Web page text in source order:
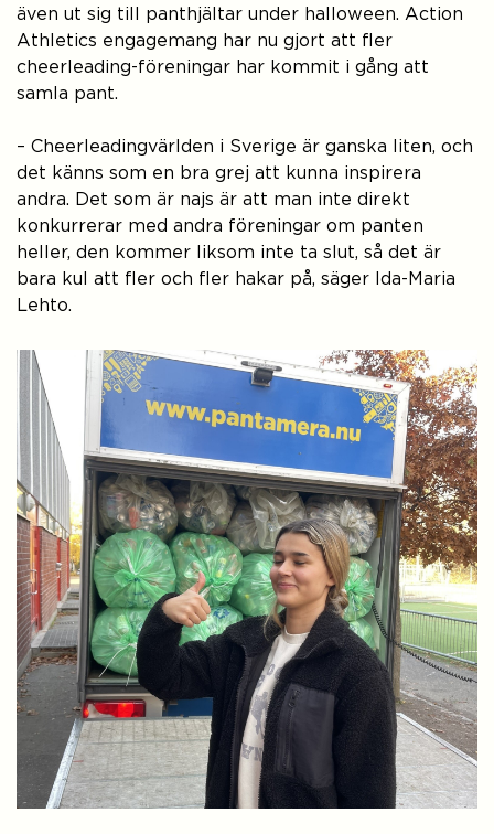
även ut sig till panthjältar under halloween. Action
Athletics engagemang har nu gjort att fler
cheerleading-föreningar har kommit i gång att
samla pant.
– Cheerleadingvärlden i Sverige är ganska liten, och
det känns som en bra grej att kunna inspirera
andra. Det som är najs är att man inte direkt
konkurrerar med andra föreningar om panten
heller, den kommer liksom inte ta slut, så det är
bara kul att fler och fler hakar på, säger Ida-Maria
Lehto.